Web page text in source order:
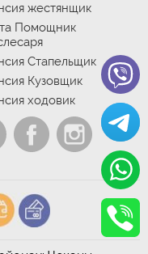
жестянщик
Помощник
Стапельщик
Кузовщик
ходовик